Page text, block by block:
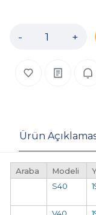
- +
Ürün
Araba Modeli
S40